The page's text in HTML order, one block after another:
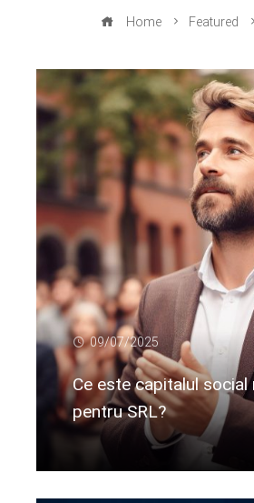
Home Featured
09/07/2025
Ce este capitalul social
pentru SRL?
Citeste mai departe...